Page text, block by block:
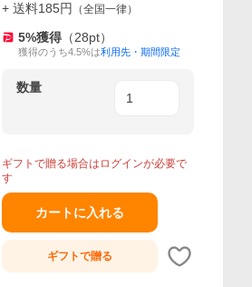
+ 送料185円 （全国一律）
5%獲得 （28pt）
獲得のうち4.5%は利用先・期間限定
数量
ギフトで贈る場合はログインが必要で
す
カートに入れる
ギフトで贈る